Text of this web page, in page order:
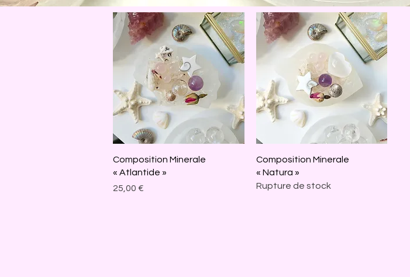
Aperçu rapide
Composition Minerale
« Atlantide »
Prix
25,00 €
Aperçu rapide
Composition Minerale
« Natura »
Rupture de stock